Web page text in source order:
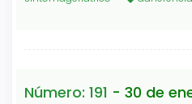
Número: 191 - 30 de